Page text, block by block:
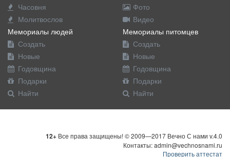
Часовня
Молитвослов
Фото
Видео
Мемориалы людей
Создать
Новые
Годовщина
Подарки
Найти
Мемориалы питомцев
Создать
Новые
Годовщина
Подарки
Найти
12+ Все права защищены! © 2009—2017 Вечно С нами v.4.0
Контакты: admin@vechnosnami.ru
Проверить аттестат